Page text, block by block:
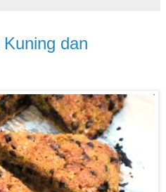
dan